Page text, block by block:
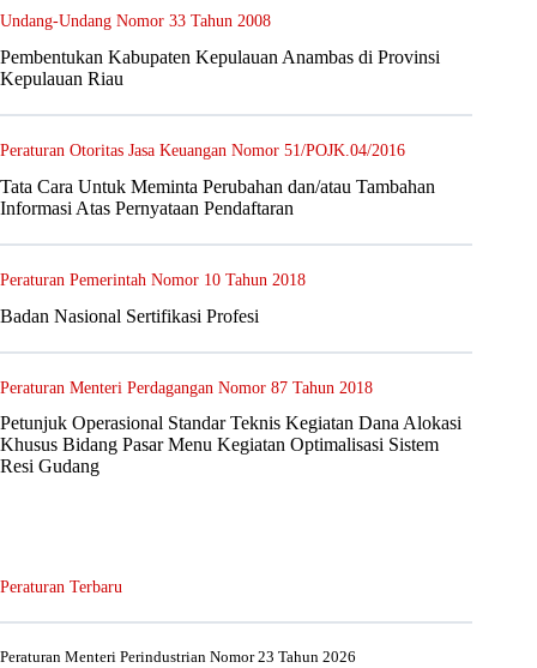
Undang-Undang Nomor 33 Tahun 2008
Pembentukan Kabupaten Kepulauan Anambas di Provinsi
Kepulauan Riau
Peraturan Otoritas Jasa Keuangan Nomor 51/POJK.04/2016
Tata Cara Untuk Meminta Perubahan dan/atau Tambahan
Informasi Atas Pernyataan Pendaftaran
Peraturan Pemerintah Nomor 10 Tahun 2018
Badan Nasional Sertifikasi Profesi
Peraturan Menteri Perdagangan Nomor 87 Tahun 2018
Petunjuk Operasional Standar Teknis Kegiatan Dana Alokasi
Khusus Bidang Pasar Menu Kegiatan Optimalisasi Sistem
Resi Gudang
Peraturan Terbaru
Peraturan Menteri Perindustrian Nomor 23 Tahun 2026